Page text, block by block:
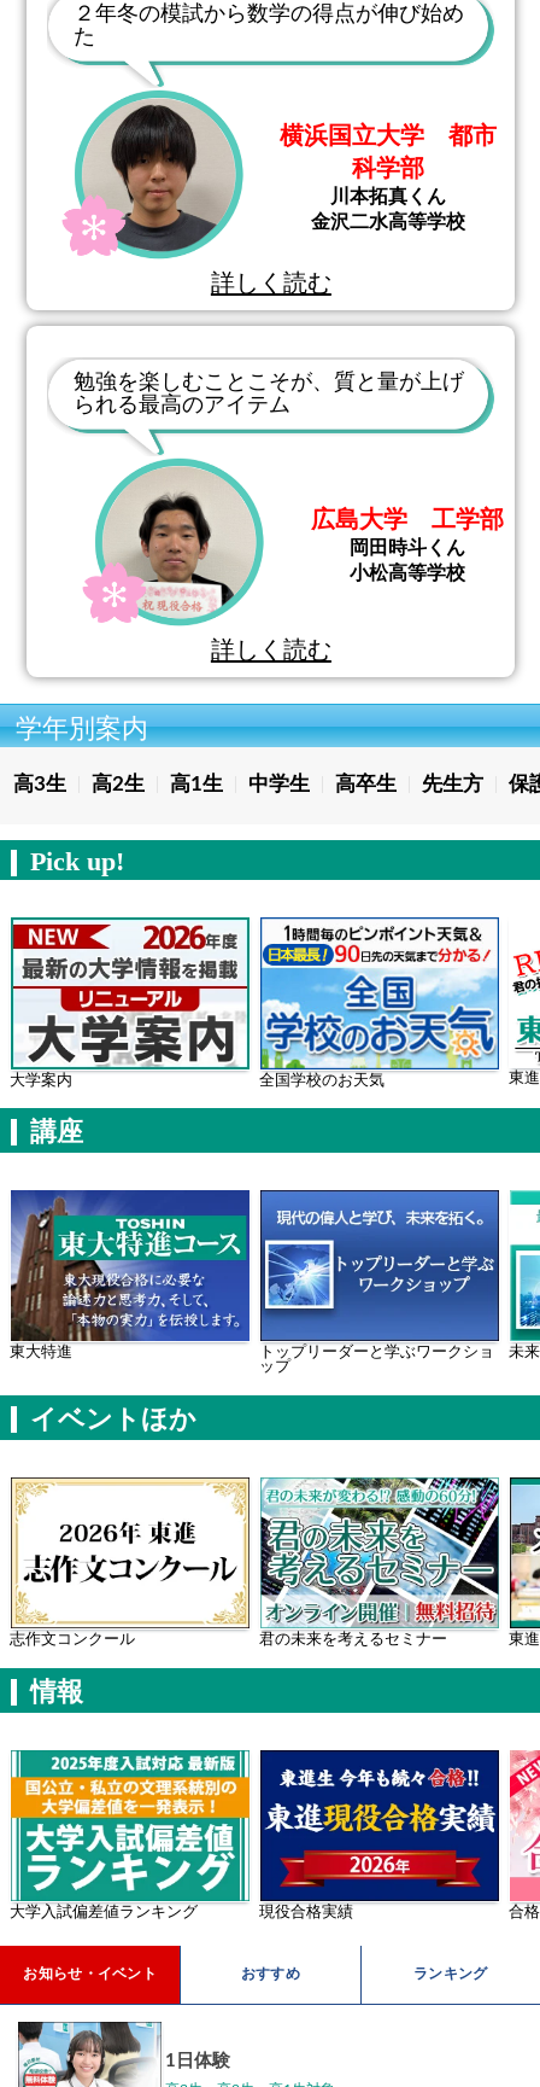
２年冬の模試から数学の得点が伸び始め
た
横浜国立大学 都市
科学部
川本拓真くん
金沢二水高等学校
詳しく読む
勉強を楽しむことこそが、質と量が上げ
られる最高のアイテム
広島大学 工学部
岡田時斗くん
小松高等学校
詳しく読む